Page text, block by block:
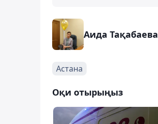
Аида Тақабаева
Астана
Оқи отырыңыз